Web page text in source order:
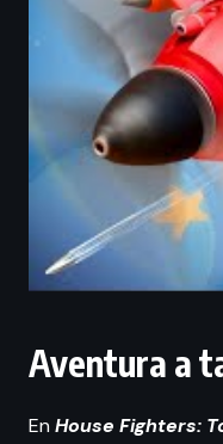
Aventura a
En House Fighters: